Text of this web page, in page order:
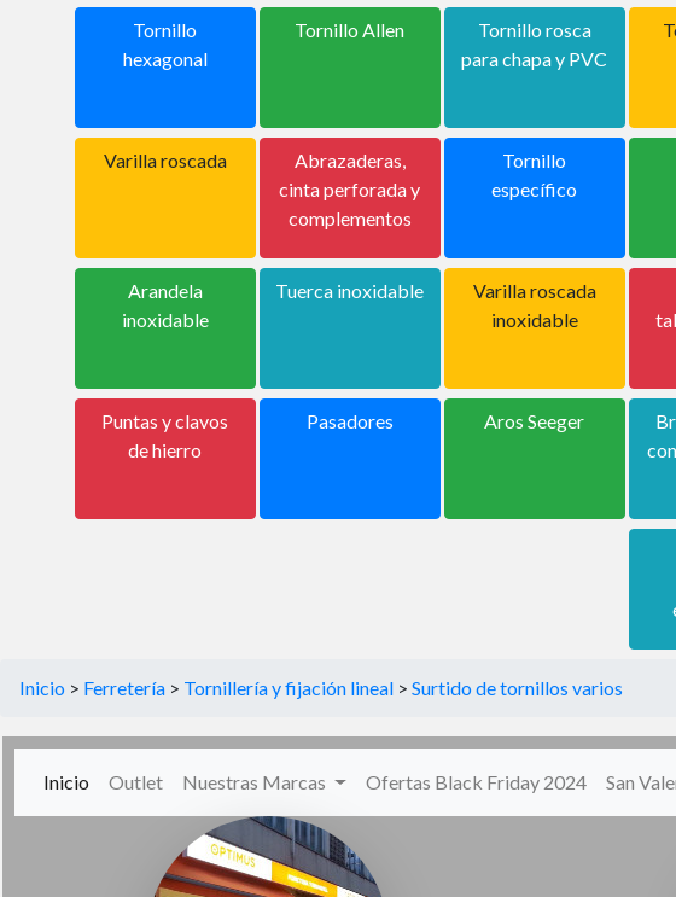
Tornillo
hexagonal
Tornillo Allen
Tornillo rosca
para chapa y PVC
Varilla roscada
Abrazaderas,
cinta perforada y
complementos
Tornillo
específico
Arandela
inoxidable
Tuerca inoxidable
Varilla roscada
inoxidable
Puntas y clavos
de hierro
Pasadores Aros Seeger
Inicio > Ferretería > Tornillería y fijación lineal > Surtido de tornillos varios
Inicio (current)
Outlet Nuestras Marcas Ofertas Black Friday 2024 San